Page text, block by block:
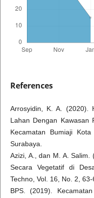
References
Arrosyidin, K. A. (2020).
Lahan Dengan Kawasan
Kecamatan Bumiaji
Surabaya.
Azizi, A., dan M. A.
Secara Vegetatif di
Techno, Vol. 16, No. 2, 63-
BPS. (2019).